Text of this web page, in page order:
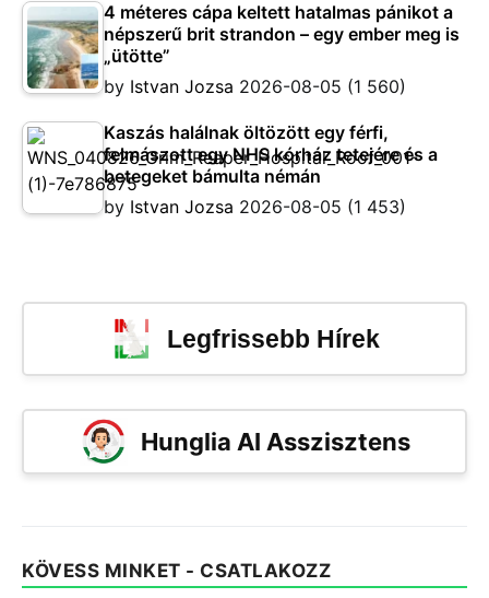
4 méteres cápa keltett hatalmas pánikot a
népszerű brit strandon – egy ember meg is
„ütötte”
by Istvan Jozsa 2026-08-05 (1 560)
Kaszás halálnak öltözött egy férfi,
felmászott egy NHS kórház tetejére és a
betegeket bámulta némán
by Istvan Jozsa 2026-08-05 (1 453)
Legfrissebb Hírek
Hunglia AI Asszisztens
KÖVESS MINKET - CSATLAKOZZ